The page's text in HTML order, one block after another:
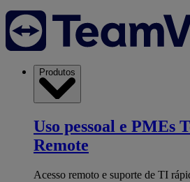
Produtos
Uso pessoal e PMEs
Remote
Acesso remoto e suporte de TI